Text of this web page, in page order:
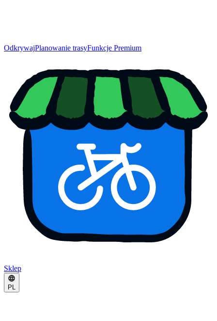
OdkrywajPlanowanie trasyFunkcje Premium
Sklep
PL